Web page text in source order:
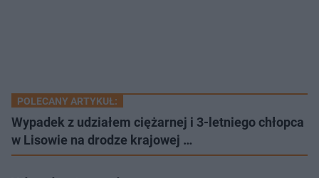
POLECANY ARTYKUŁ:
Wypadek z udziałem ciężarnej i 3-letniego chłopca
w Lisowie na drodze krajowej …